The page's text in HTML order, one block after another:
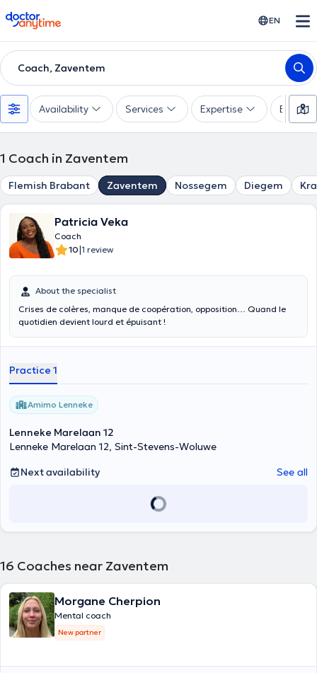
doctoranytime EN
Coach, Zaventem
Availability Services Expertise
1 Coach in Zaventem
Flemish Brabant Zaventem Nossegem Diegem
Patricia Veka
Coach
10|1 review
About the specialist
Crises de colères, manque de coopération, opposition… Quand le
quotidien devient lourd et épuisant !
Practice 1
Amimo Lenneke
Lenneke Marelaan 12
Lenneke Marelaan 12, Sint-Stevens-Woluwe
Next availability
See all
16 Coaches near Zaventem
Morgane Cherpion
Mental coach
New partner